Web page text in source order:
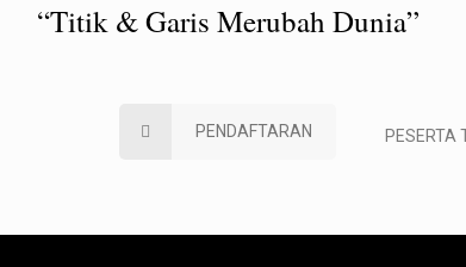
“Titik & Garis Merubah Dunia”
PENDAFTARAN